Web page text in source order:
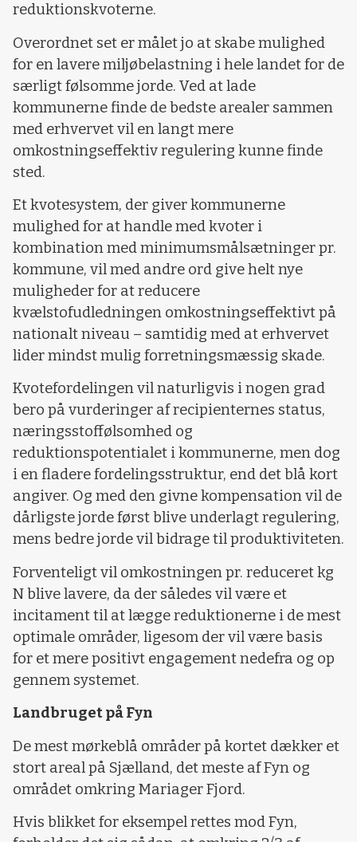
reduktionskvoterne.
Overordnet set er målet jo at skabe mulighed
for en lavere miljøbelastning i hele landet for de
særligt følsomme jorde. Ved at lade
kommunerne finde de bedste arealer sammen
med erhvervet vil en langt mere
omkostningseffektiv regulering kunne finde
sted.
Et kvotesystem, der giver kommunerne
mulighed for at handle med kvoter i
kombination med minimumsmålsætninger pr.
kommune, vil med andre ord give helt nye
muligheder for at reducere
kvælstofudledningen omkostningseffektivt på
nationalt niveau – samtidig med at erhvervet
lider mindst mulig forretningsmæssig skade.
Kvotefordelingen vil naturligvis i nogen grad
bero på vurderinger af recipienternes status,
næringsstoffølsomhed og
reduktionspotentialet i kommunerne, men dog
i en fladere fordelingsstruktur, end det blå kort
angiver. Og med den givne kompensation vil de
dårligste jorde først blive underlagt regulering,
mens bedre jorde vil bidrage til produktiviteten.
Forventeligt vil omkostningen pr. reduceret kg
N blive lavere, da der således vil være et
incitament til at lægge reduktionerne i de mest
optimale områder, ligesom der vil være basis
for et mere positivt engagement nedefra og op
gennem systemet.
Landbruget på Fyn
De mest mørkeblå områder på kortet dækker et
stort areal på Sjælland, det meste af Fyn og
området omkring Mariager Fjord.
Hvis blikket for eksempel rettes mod Fyn,